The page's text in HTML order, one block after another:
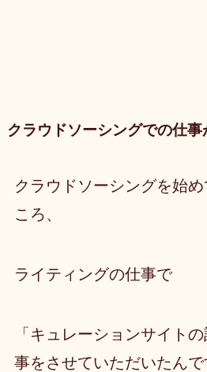
クラウドソーシングでの仕
クラウドソーシングを始
ころ、
ライティングの仕事で
「キュレーションサイト
事をさせていただいたんで